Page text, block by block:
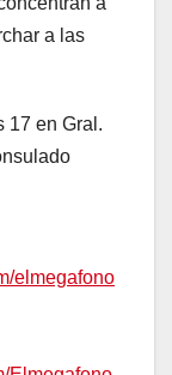
a las
17 en Gral.
elmegafono